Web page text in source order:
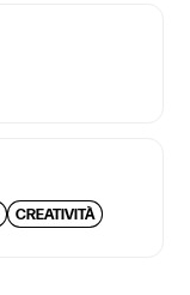
CREATIVITÀ